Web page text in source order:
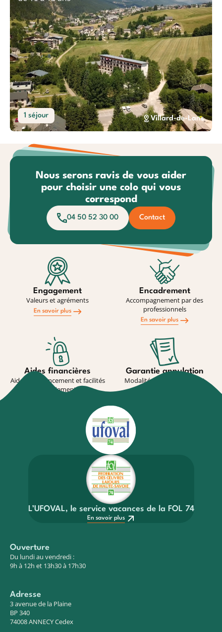
1 séjour Villard-de-Lans
Nous serons ravis de vous aider
pour choisir une colo qui vous
correspond
04 50 52 30 00 Contact
Engagement
Valeurs et agréments
En savoir plus
Encadrement
Accompagnement par des
professionnels
En savoir plus
Aides financières
Aides au financement et facilités
de paiement
Garantie annulation
Modalité de souscription et
L’UFOVAL, le service vacances de la FOL 74
En savoir plus
Ouverture
Du lundi au vendredi :
9h à 12h et 13h30 à 17h30
Adresse
3 avenue de la Plaine
BP 340
74008 ANNECY Cedex